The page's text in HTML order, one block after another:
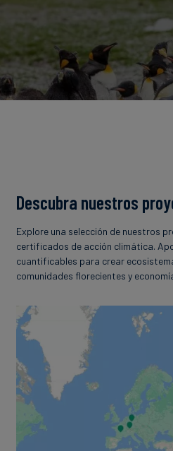
Descubra nuestros
Explore una selección de nuestros
certificados de acción climática.
cuantificables para crear
comunidades florecientes y